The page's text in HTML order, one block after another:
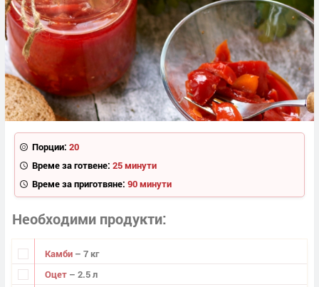
Порции: 20
Време за готвене: 25 минути
Време за приготвяне: 90 минути
Необходими продукти
Камби – 7 кг
Оцет – 2.5 л